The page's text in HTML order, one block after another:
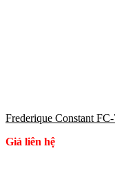
Frederique Constant
Giá liên hệ